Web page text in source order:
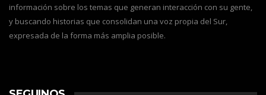
información sobre los temas que generan interacción con su gente,
y buscando historias que consolidan una voz propia del Sur,
expresada de la forma más amplia posible.